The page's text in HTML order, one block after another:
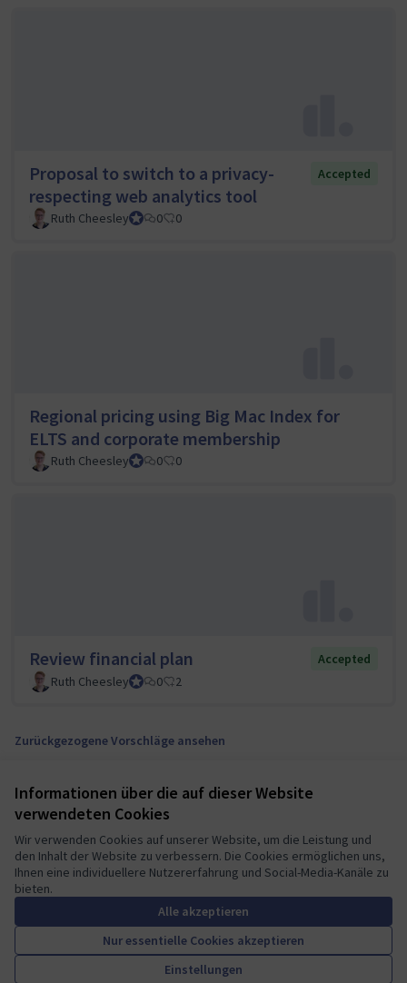
Informationen über die auf dieser Website
verwendeten Cookies
Wir verwenden Cookies auf unserer Website, um die Leistung und
den Inhalt der Website zu verbessern. Die Cookies ermöglichen uns,
Ihnen eine individuellere Nutzererfahrung und Social-Media-Kanäle zu
bieten.
Alle akzeptieren
Nur essentielle Cookies akzeptieren
Einstellungen
Proposal to switch to a privacy-
respecting web analytics tool
Accepted
Ruth CheesleyMautic Project Lead
0 0
Regional pricing using Big Mac Index for
ELTS and corporate membership
Ruth CheesleyMautic Project Lead
0 0
Review financial plan
Accepted
Ruth CheesleyMautic Project Lead
0 2
Zurückgezogene Vorschläge ansehen
Nutzungsbedingungen
Cookie Einstellungen
Mautic Community Portal auf X
(Externer Link)
Mautic Community Portal auf Facebook
(Externer Link)
Mautic Community Portal auf Instagram
(Externer Link)
Mautic Community Portal auf YouTube
(Externer Link)
Mautic Community Portal auf GitHub
(Externer Link)
Deutsch
Sprache wählenChoose languageEscolher idiomaElegir el idioma
freier Software erstellt .
A democratic space for your